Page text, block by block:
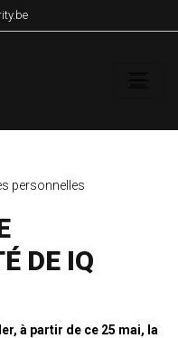
personnelles
DE IQ
à partir de ce 25 mai, la